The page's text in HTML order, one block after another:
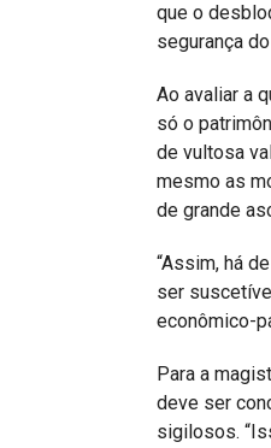
que o
segurança
Ao avaliar a
só o
de vultosa
mesmo as
de grande
“Assim, há
ser
econômico-
Para a
deve ser
sigilosos.